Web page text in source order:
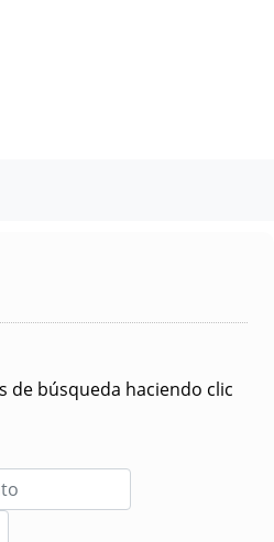
de búsqueda haciendo clic